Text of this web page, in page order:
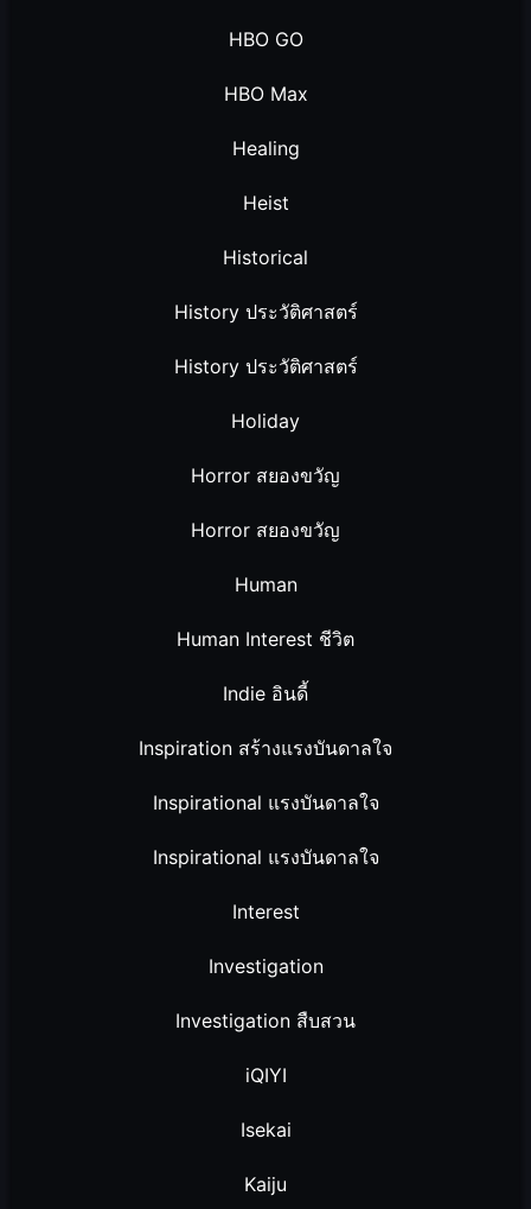
HBO GO
HBO Max
Healing
Heist
Historical
History ประวัติศาสตร์
History ประวัติศาสตร์
Holiday
Horror สยองขวัญ
Horror สยองขวัญ
Human
Human Interest ชีวิต
Indie อินดี้
Inspiration สร้างแรงบันดาลใจ
Inspirational แรงบันดาลใจ
Inspirational แรงบันดาลใจ
Interest
Investigation
Investigation สืบสวน
iQIYI
Isekai
Kaiju